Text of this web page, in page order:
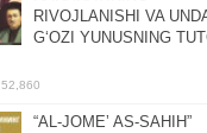
RIVOJLANISHI VA
GʻOZI YUNUSNING
52,860
“AL-JOMEʼ AS-SAHIH”